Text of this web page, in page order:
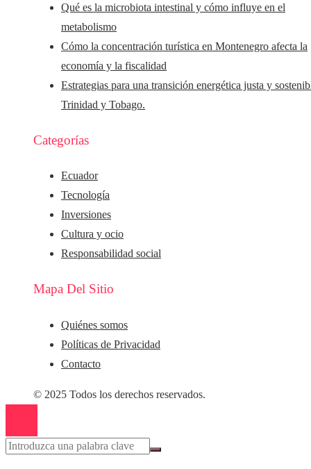
Qué es la microbiota intestinal y cómo influye en el
metabolismo
Cómo la concentración turística en Montenegro afecta la
economía y la fiscalidad
Estrategias para una transición energética justa y
Trinidad y Tobago.
Categorías
Ecuador
Tecnología
Inversiones
Cultura y ocio
Responsabilidad social
Mapa Del Sitio
Quiénes somos
Políticas de Privacidad
Contacto
© 2025 Todos los derechos reservados.